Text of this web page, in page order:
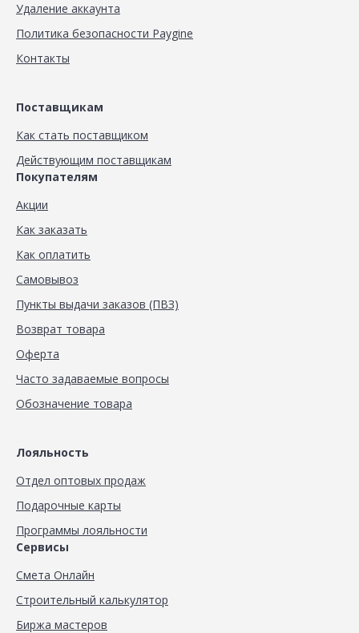
Удаление аккаунта
Политика безопасности Paygine
Контакты
Поставщикам
Как стать поставщиком
Действующим поставщикам
Покупателям
Акции
Как заказать
Как оплатить
Самовывоз
Пункты выдачи заказов (ПВЗ)
Возврат товара
Оферта
Часто задаваемые вопросы
Обозначение товара
Лояльность
Отдел оптовых продаж
Подарочные карты
Программы лояльности
Сервисы
Смета Онлайн
Строительный калькулятор
Биржа мастеров